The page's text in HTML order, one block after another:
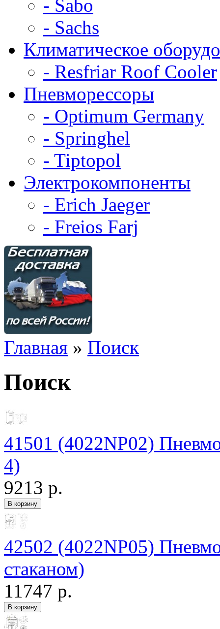
- Sabo
- Sachs
Климатическое
- Resfriar Roof Cooler
Пневморессоры
- Optimum Germany
- Springhel
- Tiptopol
Электрокомпоненты
- Erich Jaeger
- Freios Farj
Главная » Поиск
Поиск
41501 (4022NP02)
4)
9213 р.
42502 (4022NP05)
стаканом)
11747 р.